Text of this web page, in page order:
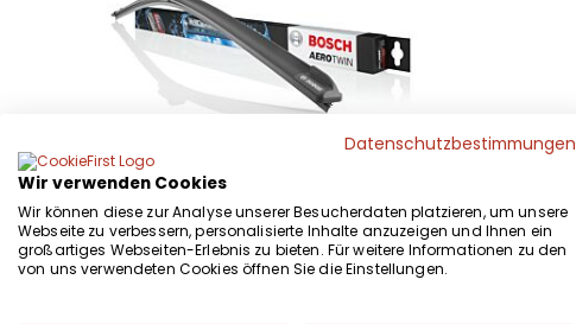
A282H BOSCH Aerotwin Heckscheibenwischer
8,99 €
Datenschutzbestimmungen
Wir verwenden Cookies
Wir können diese zur Analyse unserer Besucherdaten platzieren, um unsere
Webseite zu verbessern, personalisierte Inhalte anzuzeigen und Ihnen ein
großartiges Webseiten-Erlebnis zu bieten. Für weitere Informationen zu den
von uns verwendeten Cookies öffnen Sie die Einstellungen.